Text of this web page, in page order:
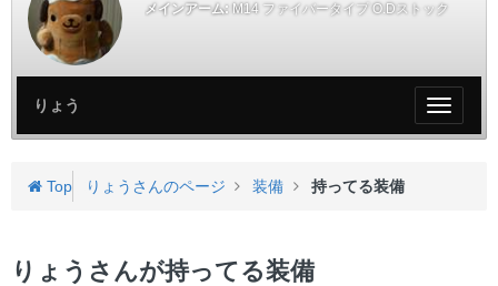
メインアーム: M14 ファイバータイプ O.Dストック
My
ペ
りょう
Top りょうさんのページ 装備 持ってる装備
りょうさんが持ってる装備